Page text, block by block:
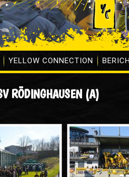
YELLOW CONNECTION
RÖDINGHAUSEN (A)